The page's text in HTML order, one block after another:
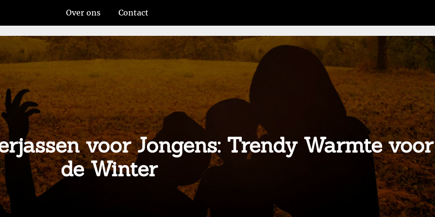
Over ons Contact
voor Jongens: Trendy Warmte voor
de Winter